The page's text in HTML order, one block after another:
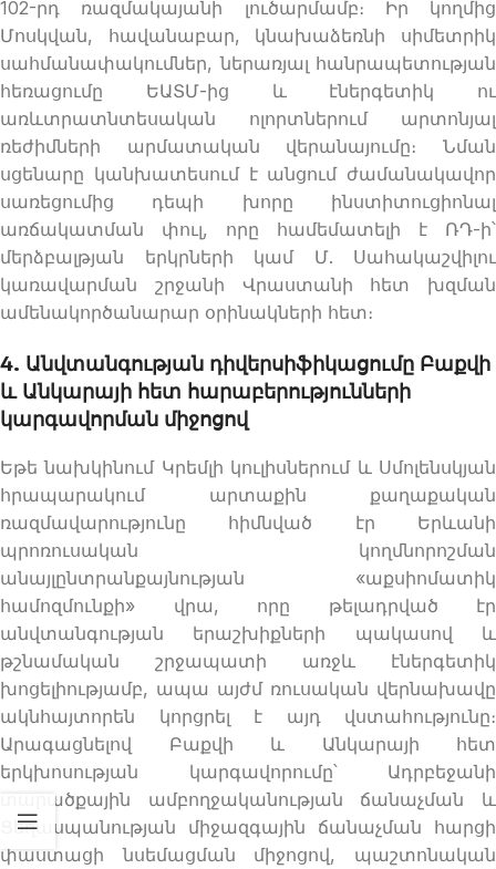
102-րդ ռազմակայանի լուծարմամբ։ Իր կողմից
Մոսկվան, հավանաբար, կնախաձեռնի սիմետրիկ
սահմանափակումներ, ներառյալ հանրապետության
հեռացումը ԵԱՏՄ-ից և էներգետիկ ու
առևտրատնտեսական ոլորտներում արտոնյալ
ռեժիմների արմատական վերանայումը։ Նման
սցենարը կանխատեսում է անցում ժամանակավոր
սառեցումից դեպի խորը ինստիտուցիոնալ
առճակատման փուլ, որը համեմատելի է ՌԴ-ի՝
մերձբալթյան երկրների կամ Մ. Սահակաշվիլու
կառավարման շրջանի Վրաստանի հետ խզման
ամենակործանարար օրինակների հետ։
4. Անվտանգության դիվերսիֆիկացումը Բաքվի
և Անկարայի հետ հարաբերությունների
կարգավորման միջոցով
Եթե նախկինում Կրեմլի կուլիսներում և Սմոլենսկյան
հրապարակում արտաքին քաղաքական
ռազմավարությունը հիմնված էր Երևանի
պրոռուսական կողմնորոշման
անայլընտրանքայնության «աքսիոմատիկ
համոզմունքի» վրա, որը թելադրված էր
անվտանգության երաշխիքների պակասով և
թշնամական շրջապատի առջև էներգետիկ
խոցելիությամբ, ապա այժմ ռուսական վերնախավը
ակնհայտորեն կորցրել է այդ վստահությունը։
Արագացնելով Բաքվի և Անկարայի հետ
երկխոսության կարգավորումը՝ Ադրբեջանի
տարածքային ամբողջականության ճանաչման և
Ցեղասպանության միջազգային ճանաչման հարցի
փաստացի նսեմացման միջոցով, պաշտոնական